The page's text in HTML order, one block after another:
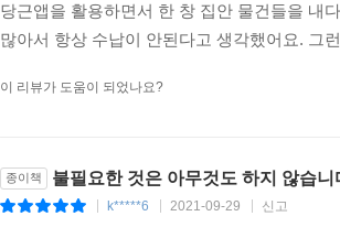
당근앱을 활용하면서 한 창 집안 물건들을 내
많아서 항상 수납이 안된다고 생각했어요. 그
이 리뷰가 도움이 되었나요?
종이책 불필요한 것은 아무것도 하지 않습니
k*****6 2021-09-29 신고